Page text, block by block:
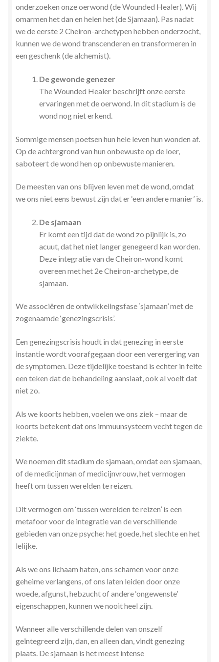
onderzoeken onze oerwond (de Wounded Healer). Wij
omarmen het dan en helen het (de Sjamaan). Pas nadat
we de eerste 2 Cheiron-archetypen hebben onderzocht,
kunnen we de wond transcenderen en transformeren in
een geschenk (de alchemist).
De gewonde genezer
The Wounded Healer beschrijft onze eerste
ervaringen met de oerwond. In dit stadium is de
wond nog niet erkend.
Sommige mensen poetsen hun hele leven hun wonden af.
Op de achtergrond van hun onbewuste op de loer,
saboteert de wond hen op onbewuste manieren.
De meesten van ons blijven leven met de wond, omdat
we ons niet eens bewust zijn dat er ‘een andere manier’ is.
De sjamaan
Er komt een tijd dat de wond zo pijnlijk is, zo
acuut, dat het niet langer genegeerd kan worden.
Deze integratie van de Cheiron-wond komt
overeen met het 2e Cheiron-archetype, de
sjamaan.
We associëren de ontwikkelingsfase ‘sjamaan’ met de
zogenaamde ‘genezingscrisis’.
Een genezingscrisis houdt in dat genezing in eerste
instantie wordt voorafgegaan door een verergering van
de symptomen. Deze tijdelijke toestand is echter in feite
een teken dat de behandeling aanslaat, ook al voelt dat
niet zo.
Als we koorts hebben, voelen we ons ziek – maar de
koorts betekent dat ons immuunsysteem vecht tegen de
ziekte.
We noemen dit stadium de sjamaan, omdat een sjamaan,
of de medicijnman of medicijnvrouw, het vermogen
heeft om tussen werelden te reizen.
Dit vermogen om ‘tussen werelden te reizen’ is een
metafoor voor de integratie van de verschillende
gebieden van onze psyche: het goede, het slechte en het
lelijke.
Als we ons lichaam haten, ons schamen voor onze
geheime verlangens, of ons laten leiden door onze
woede, afgunst, hebzucht of andere ‘ongewenste’
eigenschappen, kunnen we nooit heel zijn.
Wanneer alle verschillende delen van onszelf
geïntegreerd zijn, dan, en alleen dan, vindt genezing
plaats. De sjamaan is het meest intense